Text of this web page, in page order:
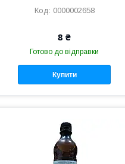
0000002658
8 ₴
Готово до відправки
Купити